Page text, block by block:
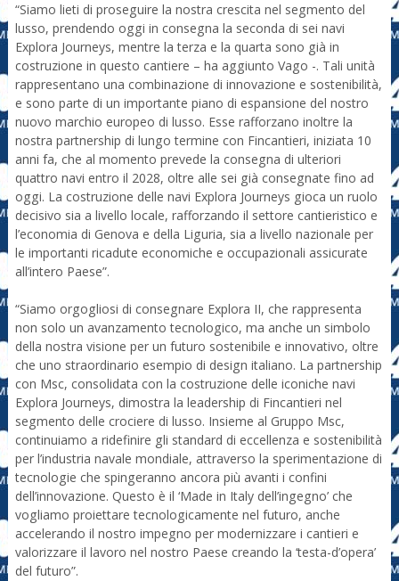
“Siamo lieti di proseguire la nostra crescita nel segmento del
lusso, prendendo oggi in consegna la seconda di sei navi
Explora Journeys, mentre la terza e la quarta sono già in
costruzione in questo cantiere – ha aggiunto Vago -. Tali unità
rappresentano una combinazione di innovazione e sostenibilità,
e sono parte di un importante piano di espansione del nostro
nuovo marchio europeo di lusso. Esse rafforzano inoltre la
nostra partnership di lungo termine con Fincantieri, iniziata 10
anni fa, che al momento prevede la consegna di ulteriori
quattro navi entro il 2028, oltre alle sei già consegnate fino ad
oggi. La costruzione delle navi Explora Journeys gioca un ruolo
decisivo sia a livello locale, rafforzando il settore cantieristico e
l’economia di Genova e della Liguria, sia a livello nazionale per
le importanti ricadute economiche e occupazionali assicurate
all’intero Paese”.
“Siamo orgogliosi di consegnare Explora II, che rappresenta
non solo un avanzamento tecnologico, ma anche un simbolo
della nostra visione per un futuro sostenibile e innovativo, oltre
che uno straordinario esempio di design italiano. La partnership
con Msc, consolidata con la costruzione delle iconiche navi
Explora Journeys, dimostra la leadership di Fincantieri nel
segmento delle crociere di lusso. Insieme al Gruppo Msc,
continuiamo a ridefinire gli standard di eccellenza e sostenibilità
per l’industria navale mondiale, attraverso la sperimentazione di
tecnologie che spingeranno ancora più avanti i confini
dell’innovazione. Questo è il ‘Made in Italy dell’ingegno’ che
vogliamo proiettare tecnologicamente nel futuro, anche
accelerando il nostro impegno per modernizzare i cantieri e
valorizzare il lavoro nel nostro Paese creando la ‘testa-d’opera’
del futuro”.